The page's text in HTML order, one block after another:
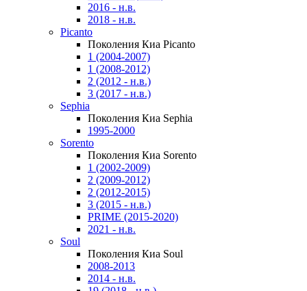
2016 - н.в.
2018 - н.в.
Picanto
Поколения Киа Picanto
1 (2004-2007)
1 (2008-2012)
2 (2012 - н.в.)
3 (2017 - н.в.)
Sephia
Поколения Киа Sephia
1995-2000
Sorento
Поколения Киа Sorento
1 (2002-2009)
2 (2009-2012)
2 (2012-2015)
3 (2015 - н.в.)
PRIME (2015-2020)
2021 - н.в.
Soul
Поколения Киа Soul
2008-2013
2014 - н.в.